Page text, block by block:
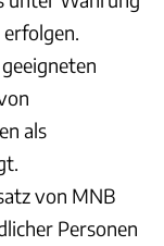
als
von MNB
Personen